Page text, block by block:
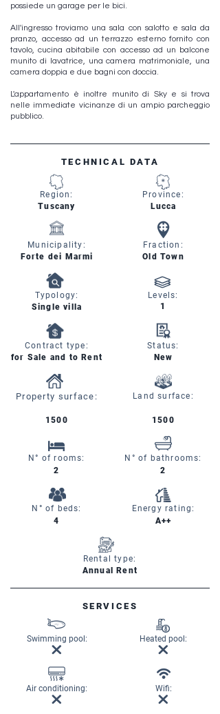
possiede un garage per le bici.
All'ingresso troviamo una sala con salotto e sala da
pranzo, accesso ad un terrazzo esterno fornito con
tavolo, cucina abitabile con accesso ad un balcone
munito di lavatrice, una camera matrimoniale, una
camera doppia e due bagni con doccia.
L'appartamento è inoltre munito di Sky e si trova
nelle immediate vicinanze di un ampio parcheggio
pubblico.
TECHNICAL DATA
Region:
Tuscany
Lucca
Province:
Municipality:
Forte dei Marmi
Fraction:
Old Town
Typology:
Single villa
Contract type:
for Sale and to Rent
Levels:
1
Status:
New
Property surface: Land surface:
1500
N° of rooms:
2
N° of beds:
4
1500
N° of bathrooms:
2
Energy rating:
A++
Rental type:
Annual Rent
SERVICES
Swimming pool:
Air conditioning:
Heated pool:
Wifi: